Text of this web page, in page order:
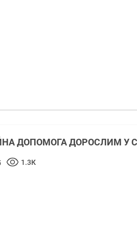
ДОПОМОГА ДОРОСЛИМ У
1.3К